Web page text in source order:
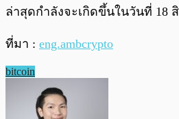
ล่าสุดกำลังจะเกิดขึ้นในวันที่ 18
ที่มา : eng.ambcrypto
bitcoin